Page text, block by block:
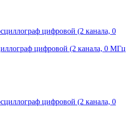
цифровой (2 канала, 0 МГц